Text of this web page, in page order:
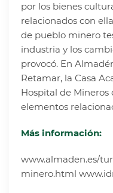
por los bienes
relacionados con
de pueblo minero
industria y los
provocó. En
Retamar, la Casa
Hospital de Mineros
elementos
Más información:
www.almaden.es/
minero.html